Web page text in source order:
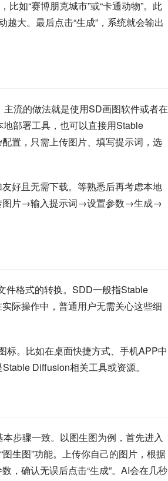
如“赛博朋克城市”或“卡通动物”。此
大。最后点击“生成”，系统就会输出
主流的做法就是使用SD画图软件或者在
部署工具，也可以直接用Stable
置，只需上传图片、填写提示词，选
好且无需下载。等熟悉后再考虑本地
图片→输入提示词→设置参数→生成→
件格式的转换。SDD一般指Stable
际操作中，普通用户无需关心这些细
。比如在桌面快捷方式、手机APP中
Diffusion相关工具或资源。
步骤一致。以图生图为例，首先进入
图生图”功能。上传你自己的图片，根据
，确认无误后点击“生成”。AI会在几秒